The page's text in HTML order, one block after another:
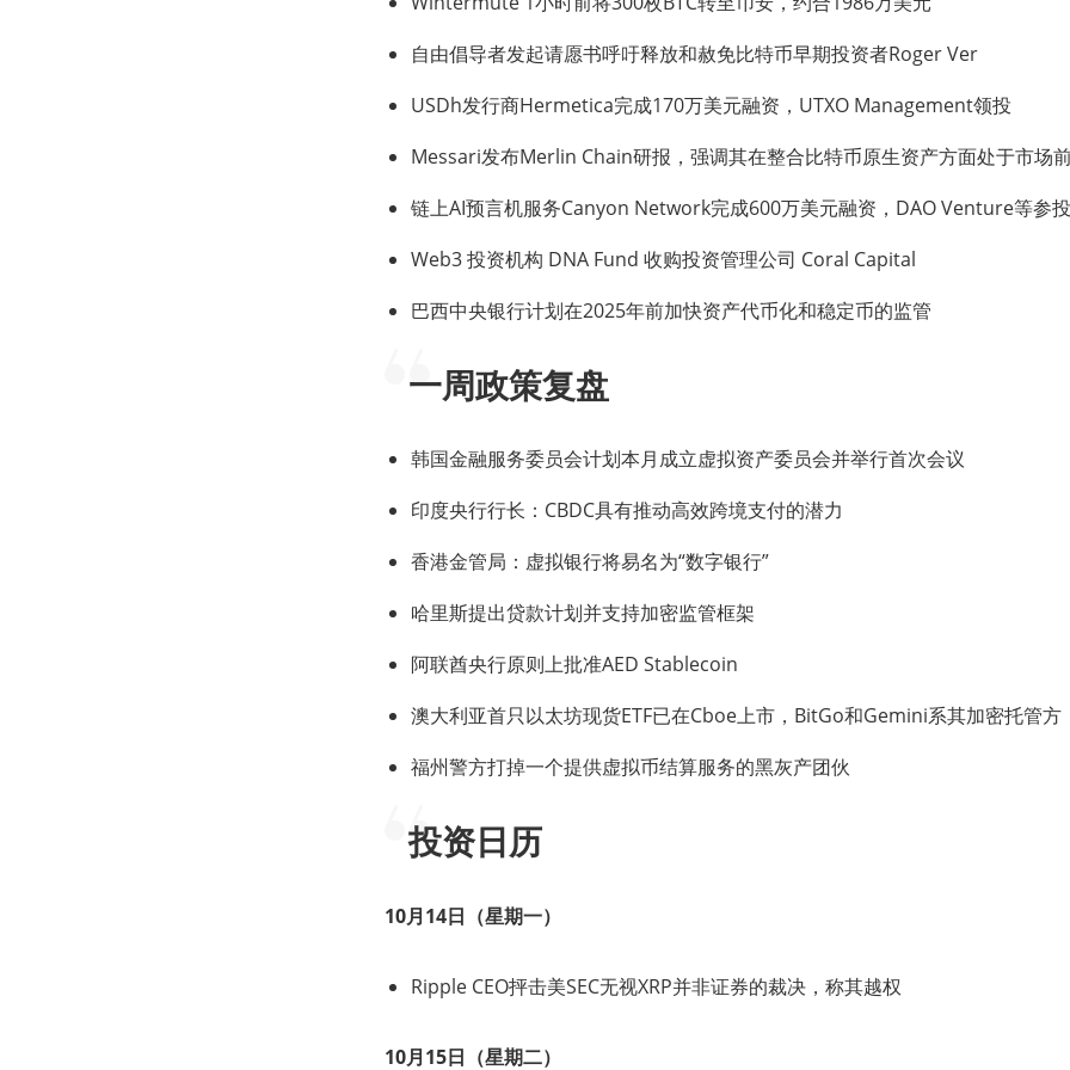
自由倡导者发起请愿书呼吁释放和赦免比特币早期投资者Roger Ver
USDh发行商Hermetica完成170万美元融资，UTXO Management领投
Messari发布Merlin Chain研报，强调其在整合比特币原生资产方面处于市场
链上AI预言机服务Canyon Network完成600万美元融资，DAO Venture等参投
Web3 投资机构 DNA Fund 收购投资管理公司 Coral Capital
巴西中央银行计划在2025年前加快资产代币化和稳定币的监管
一周政策复盘
韩国金融服务委员会计划本月成立虚拟资产委员会并举行首次会议
印度央行行长：CBDC具有推动高效跨境支付的潜力
香港金管局：虚拟银行将易名为“数字银行”
哈里斯提出贷款计划并支持加密监管框架
阿联酋央行原则上批准AED Stablecoin
澳大利亚首只以太坊现货ETF已在Cboe上市，BitGo和Gemini系其加密托管方
福州警方打掉一个提供虚拟币结算服务的黑灰产团伙
投资日历
10月14日（星期一）
Ripple CEO抨击美SEC无视XRP并非证券的裁决，称其越权
10月15日（星期二）